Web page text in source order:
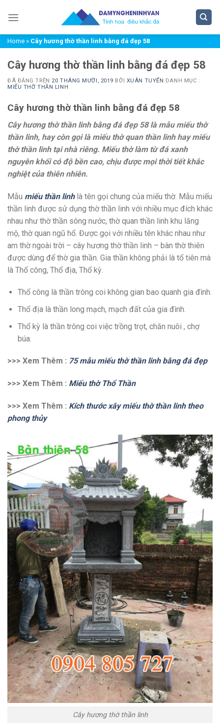
đến
dungHome » Cây hương thờ thần linh bằng đá đẹp 58
Cây hương thờ thần linh bằng đá đẹp 58
ĐÃ ĐĂNG TRÊN 20 THÁNG MƯỜI, 2019 BỞI XUÂN TUYỂN
DANH MỤC :
MIẾU THỜ THẦN LINH
Cây hương thờ thần linh bằng đá đẹp 58
Cây hương thờ thần linh bằng đá đẹp 58 là mẫu miếu thờ
thần linh, hay còn gọi là miếu thờ quan thần linh hay miếu
thờ thần linh tại nhà riêng. Miếu thờ làm từ đá xanh
nguyên khối có độ bền cao, chịu được mọi thời tiết khắc
nghiệt của thiên nhiên.
Mẫu miếu thần linhlà tên gọi chung của miếu thờ. Mẫu miếu
thần linh được sử dụng thờ thần linh với nhiều mục đích khác
nhau như thờ thần sông nước, thờ quan thần linh khu lăng
mộ, thờ quan ngũ hổ. Được gọi với nhiều tên khác nhau như
am thờ ngoài trời – cây hương thờ thần linh – bàn thờ thiên
được dùng để thờ gia thần. Gia thần không phải là tổ tiên mà
là Thổ công, Thổ địa, Thổ kỳ.
Thổ công là thần trông coi không gian bao quanh gia đình.
Thổ địa là thần long mạch, mạch đất của gia đình.
Thổ kỳ là thần trông coi việc trồng trọt, chăn nuôi , chợ
búa.
>>> Xem Thêm : 75 mẫu miếu thờ thần linh bằng đá đẹp
>>> Xem Thêm : Miếu thờ Thổ Thần
>>> Xem Thêm : Kích thước xây miếu thờ thần linh theo
phong thủy
Cây hương thờ thần linh